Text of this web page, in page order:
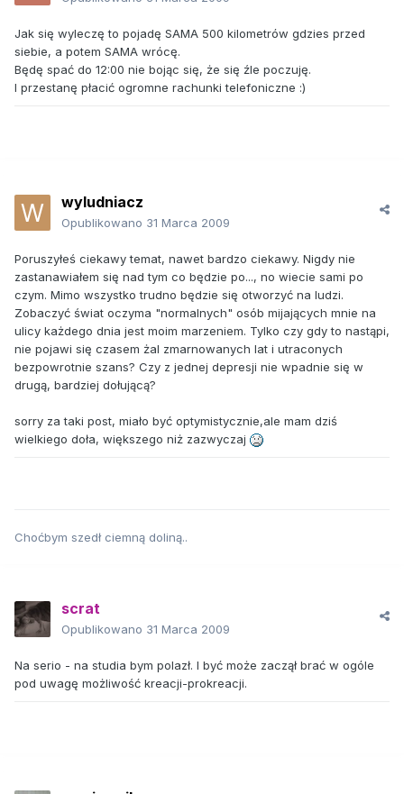
Jak się wyleczę to pojadę SAMA 500 kilometrów gdzies przed
siebie, a potem SAMA wrócę.
Będę spać do 12:00 nie bojąc się, że się źle poczuję.
I przestanę płacić ogromne rachunki telefoniczne :)
wyludniacz
Opublikowano 31 Marca 2009
Poruszyłeś ciekawy temat, nawet bardzo ciekawy. Nigdy nie
zastanawiałem się nad tym co będzie po..., no wiecie sami po
czym. Mimo wszystko trudno będzie się otworzyć na ludzi.
Zobaczyć świat oczyma "normalnych" osób mijających mnie na
ulicy każdego dnia jest moim marzeniem. Tylko czy gdy to nastąpi,
nie pojawi się czasem żal zmarnowanych lat i utraconych
bezpowrotnie szans? Czy z jednej depresji nie wpadnie się w
drugą, bardziej dołującą?
sorry za taki post, miało być optymistycznie,ale mam dziś
wielkiego doła, większego niż zazwyczaj
Choćbym szedł ciemną doliną..
scrat
Opublikowano 31 Marca 2009
Na serio - na studia bym polazł. I być może zaczął brać w ogóle
pod uwagę możliwość kreacji-prokreacji.